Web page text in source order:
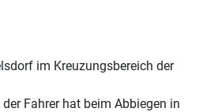
im Kreuzungsbereich der
Fahrer hat beim Abbiegen in